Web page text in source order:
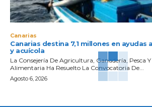
Canarias
Canarias destina 7,1 millones en ayudas
y acuícola
La Consejería De Agricultura, Ganadería, Pesca
Alimentaria Ha Resuelto La Convocatoria De...
Agosto 6, 2026